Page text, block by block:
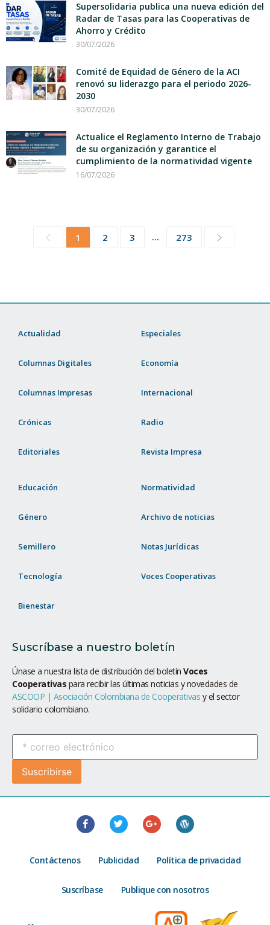
Supersolidaria publica una nueva edición del
Radar de Tasas para las Cooperativas de
Ahorro y Crédito
30/07/2026
Comité de Equidad de Género de la ACI
renovó su liderazgo para el periodo 2026-
2030
30/07/2026
Actualice el Reglamento Interno de Trabajo
de su organización y garantice el
cumplimiento de la normatividad vigente
16/07/2026
1 2 3 ... 273
Actualidad
Columnas Digitales
Columnas Impresas
Crónicas
Editoriales
Especiales
Economía
Internacional
Radio
Revista Impresa
Educación
Género
Semillero
Tecnología
Bienestar
Normatividad
Archivo de noticias
Notas Jurídicas
Voces Cooperativas
Suscríbase a nuestro boletín
Únase a nuestra lista de distribución del boletín Voces
Cooperativas para recibir las últimas noticias y novedades de
ASCOOP | Asociación Colombiana de Cooperativas y el sector
solidario colombiano.
Contáctenos Publicidad Política de privacidad
Suscríbase Publique con nosotros